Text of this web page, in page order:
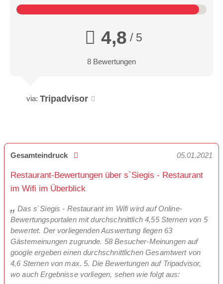
4,8 / 5
8 Bewertungen
via: Tripadvisor
Gesamteindruck 05.01.2021
Restaurant-Bewertungen über s`Siegis - Restaurant
im Wifi im Überblick
Das s`Siegis - Restaurant im Wifi wird auf Online-
Bewertungsportalen mit durchschnittlich 4,55 Sternen von 5
bewertet. Der vorliegenden Auswertung liegen 63
Gästemeinungen zugrunde. 58 Besucher-Meinungen auf
google ergeben einen durchschnittlichen Gesamtwert von
4,6 Sternen von max. 5. Die Bewertungen auf Tripadvisor,
wo auch Ergebnisse vorliegen, sehen wie folgt aus: